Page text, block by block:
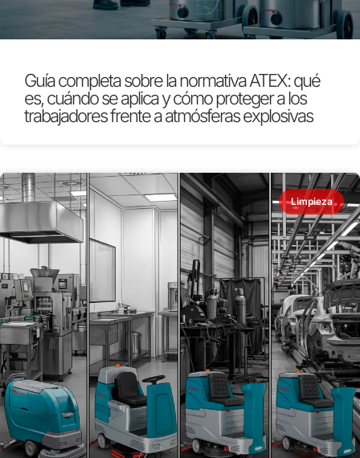
Guía completa sobre la normativa ATEX: qué
es, cuándo se aplica y cómo proteger a los
trabajadores frente a atmósferas explosivas
Limpieza